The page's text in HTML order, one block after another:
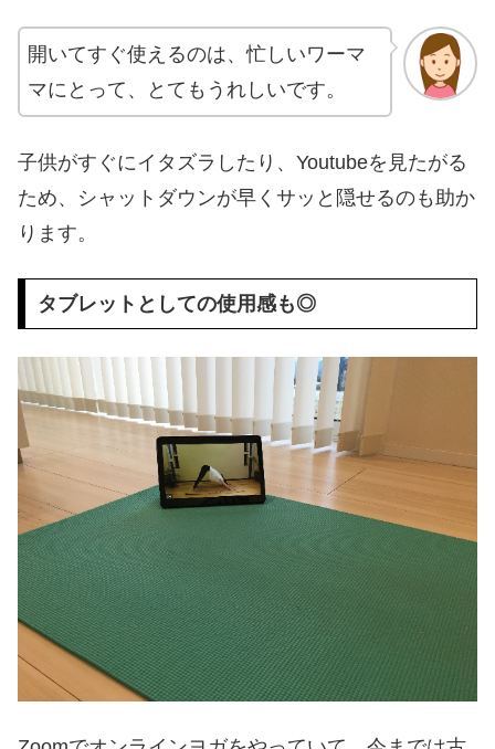
開いてすぐ使えるのは、忙しいワーマ
マにとって、とてもうれしいです。
子供がすぐにイタズラしたり、Youtubeを見たがる
ため、シャットダウンが早くサッと隠せるのも助か
ります。
タブレットとしての使用感も◎